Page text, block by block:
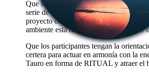
Que los participantes sepan que
serie de actividades que beneficiarían
proyecto de vida personal debido a que
ambiente está recargada y lista para ser
Que los participantes tengan la
certera para actuar en armonía con la
Tauro en forma de RITUAL y atraer el